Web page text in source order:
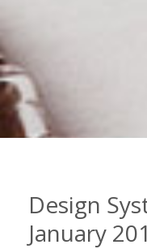
Design
January